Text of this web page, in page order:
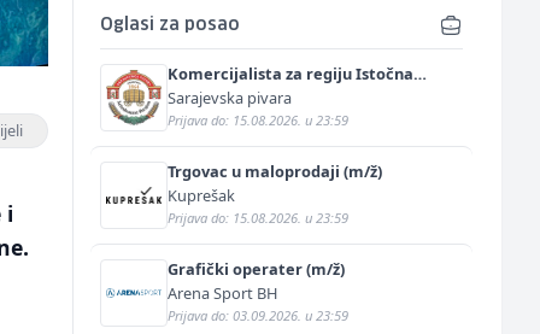
i
Oglasi za posao
Komercijalista za regiju Istočna
Bosna (m/ž)
Sarajevska pivara
Prijava do: 15.08.2026. u 23:59
Trgovac u maloprodaji (m/ž)
Kuprešak
Prijava do: 15.08.2026. u 23:59
Grafički operater (m/ž)
Arena Sport BH
Prijava do: 03.09.2026. u 23:59